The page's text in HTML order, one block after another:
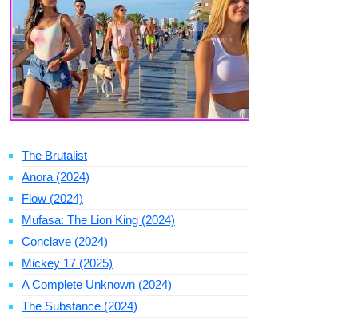
The Brutalist
Anora (2024)
Flow (2024)
Mufasa: The Lion King (2024)
Conclave (2024)
Mickey 17 (2025)
A Complete Unknown (2024)
The Substance (2024)